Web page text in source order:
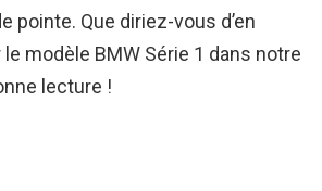
pointe. Que diriez-vous d’en
modèle BMW Série 1 dans notre
lecture !